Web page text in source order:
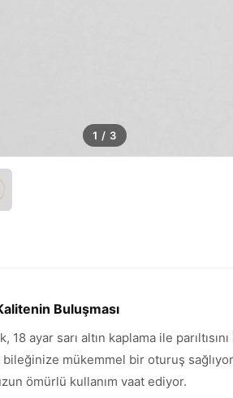
1 / 3
Buluşması
18 ayar sarı altın kaplama ile
bileğinize mükemmel bir oturuş
ömürlü kullanım vaat ediyor.